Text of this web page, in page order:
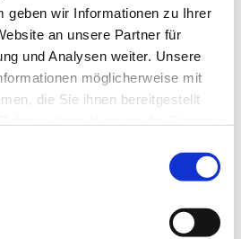
geben wir Informationen zu Ihrer
an unsere Partner für
und Analysen weiter. Unsere
möglicherweise mit
die Sie ihnen bereitgestellt
Sie auch